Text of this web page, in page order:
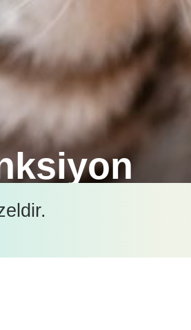
olsa dahi bir takım
olsun sağlanabilir.